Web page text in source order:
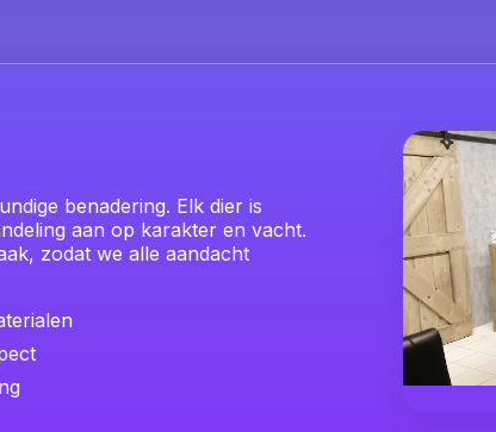
benadering. Elk dier is
aan op karakter en vacht.
zodat we alle aandacht